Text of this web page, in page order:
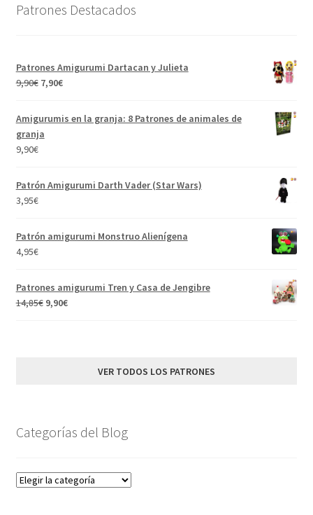
Patrones Destacados
Patrones Amigurumi Dartacan y Julieta
9,90€ El
original
7,90€El
actual
Amigurumis en la granja: 8 Patrones de animales de
granja
9,90€
Patrón Amigurumi Darth Vader (Star Wars)
3,95€
Patrón amigurumi Monstruo Alienígena
4,95€
Patrones amigurumi Tren y Casa de Jengibre
14,85€ El
9,90€El
VER TODOS LOS PATRONES
Categorías del Blog
Categorías